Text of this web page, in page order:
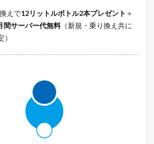
えで12リットルボトル2本プレゼント ＋
間サーバー代無料（新規・乗り換え共に